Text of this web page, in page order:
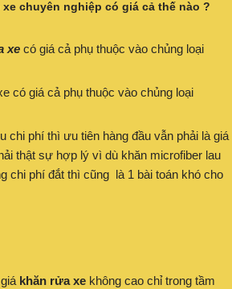
chuyên nghiệp có giá cả thế nào ?
xe có giá cả phụ thuộc vào chủng loại
có giá cả phụ thuộc vào chủng loại
chi phí thì ưu tiên hàng đầu vẫn phải là giá
thật sự hợp lý vì dù khăn microfiber lau
chi phí đắt thì cũng là 1 bài toán khó cho
khăn rửa xe không cao chỉ trong tầm